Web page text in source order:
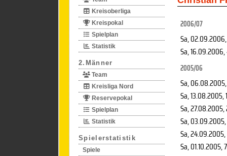
Kreisoberliga
Kreispokal
Spielplan
Statistik
2.Männer
Team
Kreisliga Nord
Reservepokal
Spielplan
Statistik
Spielerstatistik
Spiele
2006/07
Sa, 02.09.2006
Sa, 16.09.2006,
2005/06
Sa, 06.08.2005
Sa, 13.08.2005,
Sa, 27.08.2005,
Sa, 03.09.2005
Sa, 24.09.2005,
Sa, 01.10.2005,